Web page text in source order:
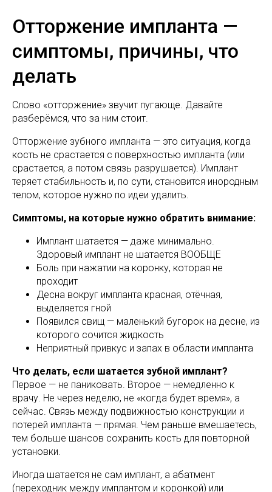
Отторжение импланта —
симптомы, причины, что
делать
Слово «отторжение» звучит пугающе. Давайте
разберёмся, что за ним стоит.
Отторжение зубного импланта — это ситуация, когда
кость не срастается с поверхностью импланта (или
срастается, а потом связь разрушается). Имплант
теряет стабильность и, по сути, становится инородным
телом, которое нужно по идеи удалить.
Симптомы, на которые нужно обратить внимание:
Имплант шатается — даже минимально.
Здоровый имплант не шатается ВООБЩЕ
Боль при нажатии на коронку, которая не
проходит
Десна вокруг импланта красная, отёчная,
выделяется гной
Появился свищ — маленький бугорок на десне, из
которого сочится жидкость
Неприятный привкус и запах в области импланта
Что делать, если шатается зубной имплант?
Первое — не паниковать. Второе — немедленно к
врачу. Не через неделю, не «когда будет время», а
сейчас. Связь между подвижностью конструкции и
потерей импланта — прямая. Чем раньше вмешаетесь,
тем больше шансов сохранить кость для повторной
установки.
Иногда шатается не сам имплант, а абатмент
(переходник между имплантом и коронкой) или